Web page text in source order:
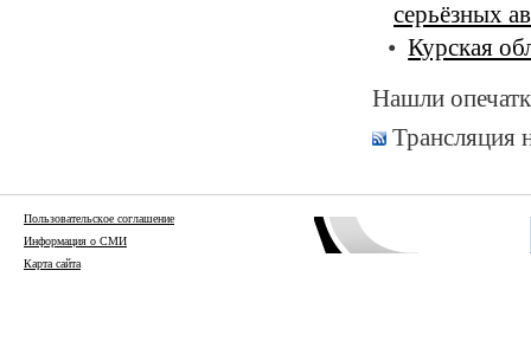
серьёзных
Курская
Нашли
Трансляция
Пользовательское соглашение
Информация о СМИ
Карта сайта